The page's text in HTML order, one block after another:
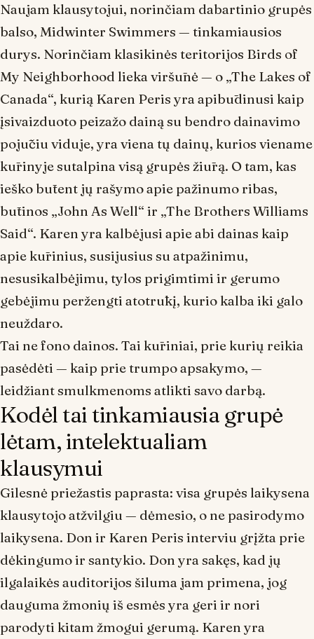
Naujam klausytojui, norinčiam dabartinio grupės
balso, Midwinter Swimmers — tinkamiausios
durys. Norinčiam klasikinės teritorijos Birds of
My Neighborhood lieka viršūnė — o „The Lakes of
Canada“, kurią Karen Peris yra apibūdinusi kaip
įsivaizduoto peizažo dainą su bendro dainavimo
pojūčiu viduje, yra viena tų dainų, kurios viename
kūrinyje sutalpina visą grupės žiūrą. O tam, kas
ieško būtent jų rašymo apie pažinumo ribas,
būtinos „John As Well“ ir „The Brothers Williams
Said“. Karen yra kalbėjusi apie abi dainas kaip
apie kūrinius, susijusius su atpažinimu,
nesusikalbėjimu, tylos prigimtimi ir gerumo
gebėjimu peržengti atotrūkį, kurio kalba iki galo
neuždaro.
Tai ne fono dainos. Tai kūriniai, prie kurių reikia
pasėdėti — kaip prie trumpo apsakymo, —
leidžiant smulkmenoms atlikti savo darbą.
Kodėl tai tinkamiausia grupė
lėtam, intelektualiam
klausymui
Gilesnė priežastis paprasta: visa grupės laikysena
klausytojo atžvilgiu — dėmesio, o ne pasirodymo
laikysena. Don ir Karen Peris interviu grįžta prie
dėkingumo ir santykio. Don yra sakęs, kad jų
ilgalaikės auditorijos šiluma jam primena, jog
dauguma žmonių iš esmės yra geri ir nori
parodyti kitam žmogui gerumą. Karen yra